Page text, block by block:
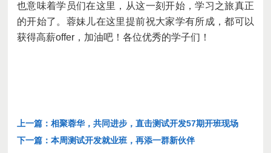
也意味着学员们在这里，从这一刻开始，学习之旅真正
的开始了。蓉妹儿在这里提前祝大家学有所成，都可以
获得高薪offer ，加油吧！各位优秀的学子们！
上一篇：相聚蓉华，共同进步，直击测试开发57期开班现场
下一篇：本周测试开发就业班，再添一群新伙伴